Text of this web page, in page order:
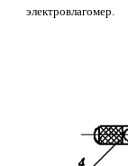
электровлагомер.